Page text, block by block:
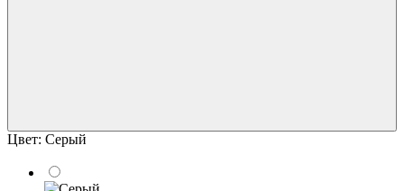
Цвет: Серый